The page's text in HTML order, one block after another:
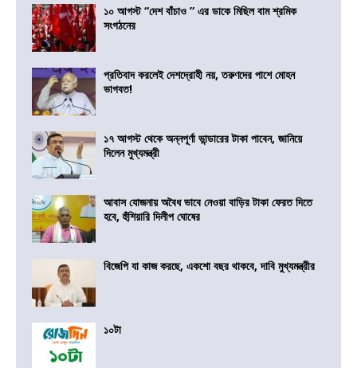
১০ আগস্ট “দেশ বাঁচাও ” এর ডাকে মিছিল বাম শ্রমিক
সংগঠনের
প্রতিবাদ করলেই দেশদ্রোহী নয়, তরুণদের পাশে মোহন
ভাগবত!
১৭ আগস্ট থেকে অন্নপূর্ণা ভান্ডারের টাকা পাবেন, জানিয়ে
দিলেন মুখ্যমন্ত্রী
আবাস যোজনায় অবৈধ ভাবে নেওয়া বাড়ির টাকা ফেরত দিতে
হবে, হুঁশিয়ারি দিলীপ ঘোষের
বিজেপি যা কাজ করছে, একশো বছর থাকবে, দাবি মুখ্যমন্ত্রীর
১০টা